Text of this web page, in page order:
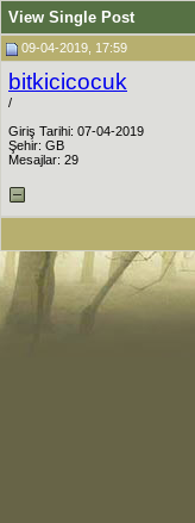
View Single Post
09-04-2019, 17:59
bitkicicocuk
/
Giriş Tarihi: 07-04-2019
Şehir: GB
Mesajlar: 29